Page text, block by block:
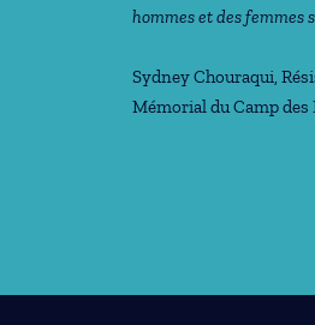
hommes et des femmes
Sydney Chouraqui,
Mémorial du Camp des